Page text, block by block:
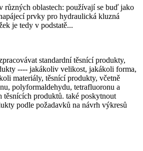
různých oblastech: používají se buď jako
prvky pro hydraulická kluzná
je tedy v podstatě...
standardní těsnící produkty,
---- jakákoliv velikost, jakákoli forma,
materiály, těsnící produkty, včetně
polyformaldehydu, tetrafluoronu a
těsnících produktů. také poskytnout
podle požadavků na návrh výkresů